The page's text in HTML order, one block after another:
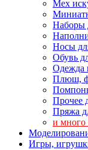
Мех
Наборы
Носы
Обувь
Одежда
Плюш,
Прочее
Пряжа
и много
Игры,